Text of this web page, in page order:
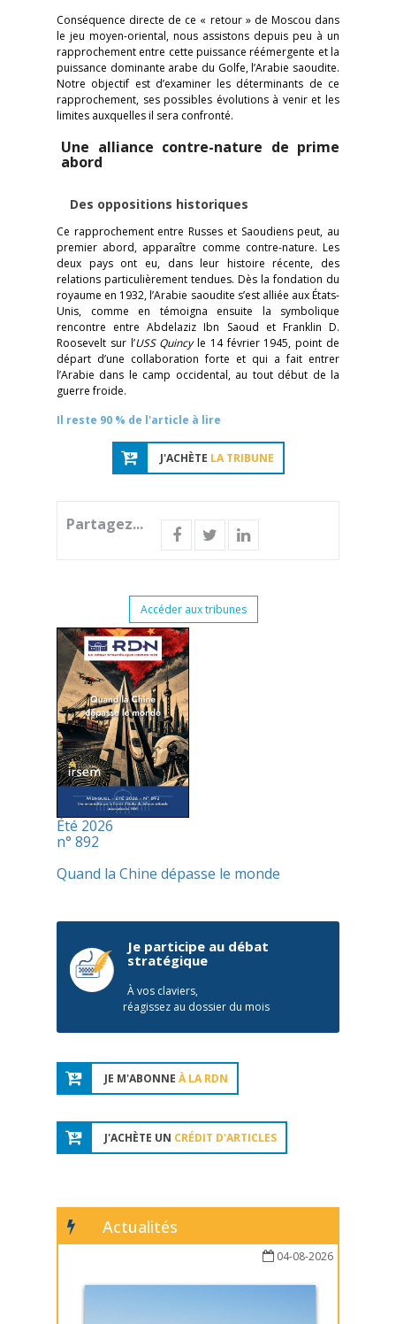
Conséquence directe de ce « retour » de Moscou dans
le jeu moyen-oriental, nous assistons depuis peu à un
rapprochement entre cette puissance réémergente et la
puissance dominante arabe du Golfe, l’Arabie saoudite.
Notre objectif est d’examiner les déterminants de ce
rapprochement, ses possibles évolutions à venir et les
limites auxquelles il sera confronté.
Une alliance contre-nature de prime
abord
Des oppositions historiques
Ce rapprochement entre Russes et Saoudiens peut, au
premier abord, apparaître comme contre-nature. Les
deux pays ont eu, dans leur histoire récente, des
relations particulièrement tendues. Dès la fondation du
royaume en 1932, l’Arabie saoudite s’est alliée aux États-
Unis, comme en témoigna ensuite la symbolique
rencontre entre Abdelaziz Ibn Saoud et Franklin D.
Roosevelt sur l’USS Quincyle 14 février 1945, point de
départ d’une collaboration forte et qui a fait entrer
l’Arabie dans le camp occidental, au tout début de la
guerre froide.
Il reste 90 % de l'article à lire
J'ACHÈTE LA TRIBUNE
Partagez...
Accéder aux tribunes
Été 2026
n° 892
Quand la Chine dépasse le monde
Je participe au débat
stratégique
À vos claviers,
réagissez au dossier du mois
JE M'ABONNE À LA RDN
J'ACHÈTE UN CRÉDIT D'ARTICLES
Actualités
04-08-2026